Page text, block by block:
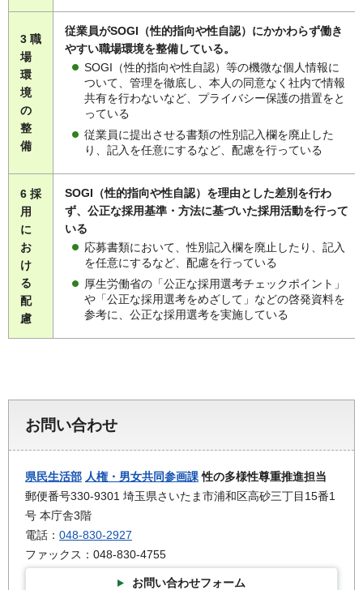
3 職
場
環
境
の
整
備
従業員がSOGI（性的指向や性自認）にかかわらず働き
やすい職場環境を整備している。
SOGI（性的指向や性自認）等の機微な個人情報に
ついて、管理を徹底し、本人の同意なく社内で情報
共有を行わないなど、プライバシー保護の措置をと
っている
従業員に提出させる書類の性別記入欄を廃止した
り、記入を任意にするなど、配慮を行っている
6 採
用
に
お
け
る
配
慮
SOGI（性的指向や性自認）を理由とした差別を行わ
ず、公正な採用基準・方法に基づいた採用活動を行って
いる
応募書類において、性別記入欄を廃止したり、記入
を任意にするなど、配慮を行っている
厚生労働省の「公正な採用選考チェックポイント」
や「公正な採用選考をめざして」などの啓発資料を
参考に、公正な採用選考を実施している
お問い合わせ
県民生活部 人権・男女共同参画課性の多様性尊重推進担当
郵便番号330-9301 埼玉県さいたま市浦和区高砂三丁目15番1
号 本庁舎3階
電話： 048-830-2927
ファックス：048-830-4755
お問い合わせフォーム